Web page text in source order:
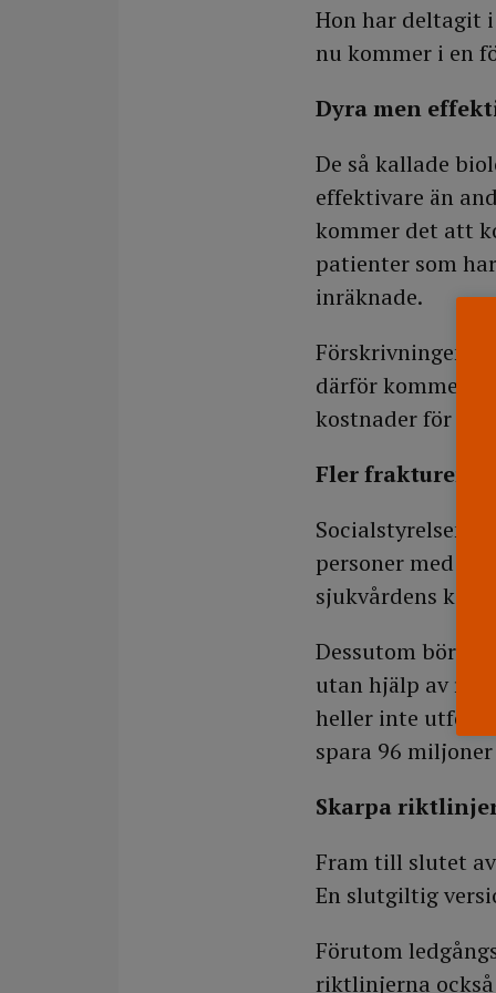
Hon har deltagit
nu kommer i en
Dyra men
De så kallade
effektivare än
kommer det att
patienter som
inräknade.
Förskrivningen
därför kommer
kostnader för
Fler frakturer
Socialstyrelsen
personer med
sjukvårdens
Dessutom bör
utan hjälp av
heller inte utföra
spara 96
Skarpa
Fram till slutet
En slutgiltig
Förutom
riktlinjerna